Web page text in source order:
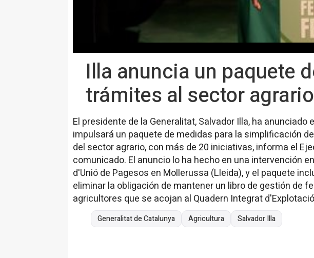
Illa anuncia un paquete
trámites al sector agrario
El presidente de la Generalitat, Salvador Illa, ha anunciado
impulsará un paquete de medidas para la simplificación
del sector agrario, con más de 20 iniciativas, informa el
comunicado. El anuncio lo ha hecho en una intervención
d'Unió de Pagesos en Mollerussa (Lleida), y el paquete
eliminar la obligación de mantener un libro de gestión de
agricultores que se acojan al Quadern Integrat
Generalitat de Catalunya Agricultura Salvador Illa